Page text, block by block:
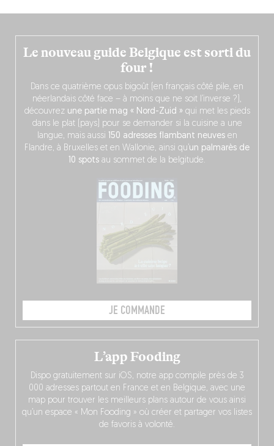
Le nouveau guide Belgique est sorti du
four !
Dans ce quatrième opus bigoût (en français côté pile, en
néerlandais côté face – à moins que ne soit l’inverse ?),
découvrez une partie mag « Nord-Zuid » qui met les pieds
dans le plat (pays) pour se demander si la cuisine a une
langue, mais aussi 150 adresses flambant neuvesen
Flandre, à Bruxelles et en Wallonie, ainsi qu’ un palmarès de
10 spots au sommet de la belgitude.
JE COMMANDE
L’app Fooding
Dispo gratuitement sur iOS, notre app compile près de 3
000 adresses partout en France et en Belgique, avec une
map pour trouver les meilleurs plans autour de vous ainsi
qu’un espace « Mon Fooding » où créer et partager vos listes
de favoris à volonté.